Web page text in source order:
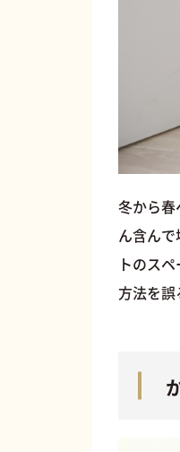
冬から
ん含ん
トのス
方法を誤